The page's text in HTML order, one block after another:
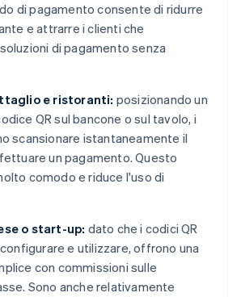
di pagamento consente di ridurre
e attrarre i clienti che
di pagamento senza
e ristoranti: posizionando un
QR sul bancone o sul tavolo, i
scansionare istantaneamente il
un pagamento. Questo
comodo e riduce l'uso di
o start-up: dato che i codici QR
e utilizzare, offrono una
con commissioni sulle
Sono anche relativamente